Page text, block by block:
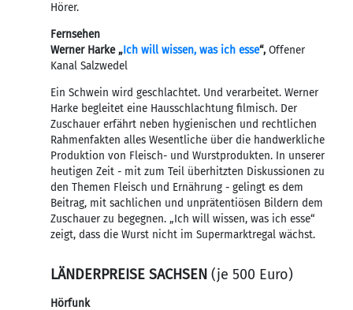
Hörer.
Fernsehen
Werner Harke „Ich will wissen, was ich esse“, Offener
Kanal Salzwedel
Ein Schwein wird geschlachtet. Und verarbeitet. Werner
Harke begleitet eine Hausschlachtung filmisch. Der
Zuschauer erfährt neben hygienischen und rechtlichen
Rahmenfakten alles Wesentliche über die handwerkliche
Produktion von Fleisch- und Wurstprodukten. In unserer
heutigen Zeit - mit zum Teil überhitzten Diskussionen zu
den Themen Fleisch und Ernährung - gelingt es dem
Beitrag, mit sachlichen und unprätentiösen Bildern dem
Zuschauer zu begegnen. „Ich will wissen, was ich esse“
zeigt, dass die Wurst nicht im Supermarktregal wächst.
LÄNDERPREISE SACHSEN (je 500 Euro)
Hörfunk